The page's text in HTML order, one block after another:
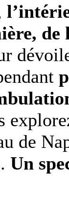
de
Un